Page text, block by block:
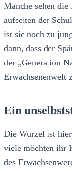
Manche sehen
aufseiten der
ist sie noch zu
dann, dass der
der „Generation
Erwachsenenwelt
Ein
Die Wurzel ist
viele möchten ihr
des